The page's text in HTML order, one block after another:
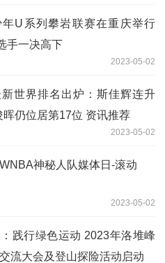
U系列攀岩联赛在重庆举行
手一决高下
2023-05-02
世界排名出炉：斯佳辉连升
晖仍位居第17位 资讯推荐
2023-05-02
神秘人队媒体日-滚动
2023-05-02
践行绿色运动 2023年洛堆峰
流大会及登山探险活动启动